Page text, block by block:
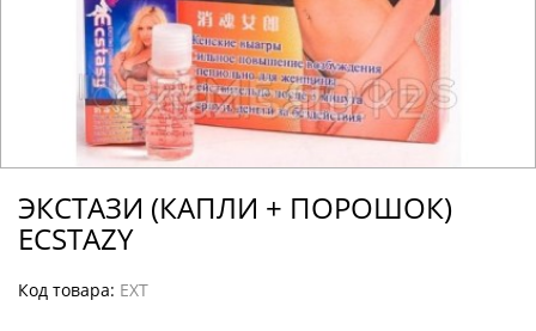
ЭКСТАЗИ (КАПЛИ + ПОРОШОК)
ECSTAZY
Код товара: EXT